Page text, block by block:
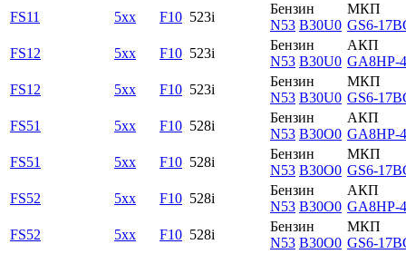
FS11
5xx F10 523i
Бензин
N53 B30U0
МКП
GS6-
FS12
5xx F10 523i
Бензин
N53 B30U0
АКП
GA8HP-
FS12
5xx F10 523i
Бензин
N53 B30U0
МКП
GS6-
FS51
5xx F10 528i
Бензин
N53 B30O0
АКП
GA8HP-
FS51
5xx F10 528i
Бензин
N53 B30O0
МКП
GS6-
FS52
5xx F10 528i
Бензин
N53 B30O0
АКП
GA8HP-
FS52
5xx F10 528i
Бензин
N53 B30O0
МКП
GS6-